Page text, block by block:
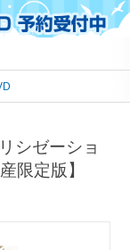
シゼーショ
限定版】